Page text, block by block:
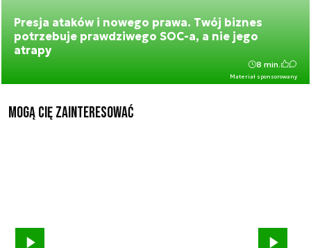
Presja ataków i nowego prawa. Twój biznes
potrzebuje prawdziwego SOC-a, a nie jego
atrapy
Materiał sponsorowany
8 min.
Mogą Cię zainteresować